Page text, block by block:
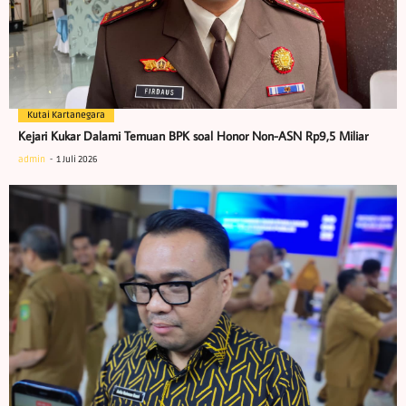
Kutai Kartanegara
Kejari Kukar Dalami Temuan BPK soal Honor Non-ASN Rp9,5 Miliar
admin 1 Juli 2026